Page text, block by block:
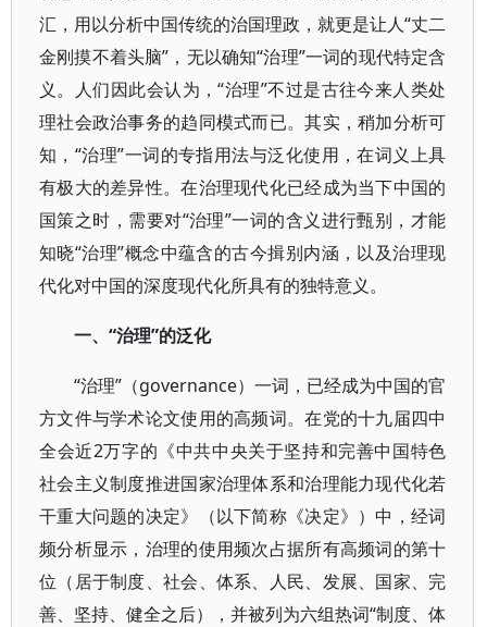
汇，用以分析中国传统的治国理政，就更是让人“丈二
金刚摸不着头脑”，无以确知“治理”一词的现代特定含
义。人们因此会认为，“治理”不过是古往今来人类处
理社会政治事务的趋同模式而已。其实，稍加分析可
知，“治理”一词的专指用法与泛化使用，在词义上具
有极大的差异性。在治理现代化已经成为当下中国的
国策之时，需要对“治理”一词的含义进行甄别，才能
知晓“治理”概念中蕴含的古今揖别内涵，以及治理现
代化对中国的深度现代化所具有的独特意义。
一、“治理”的泛化
“治理”（governance）一词，已经成为中国的官
方文件与学术论文使用的高频词。在党的十九届四中
全会近2万字的《中共中央关于坚持和完善中国特色
社会主义制度推进国家治理体系和治理能力现代化若
干重大问题的决定》（以下简称《决定》）中，经词
频分析显示，治理的使用频次占据所有高频词的第十
位（居于制度、社会、体系、人民、发展、国家、完
善、坚持、健全之后），并被列为六组热词“制度、体